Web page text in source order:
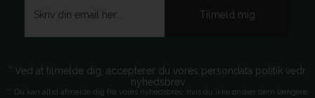
* Ved at tilmelde dig, accepterer du vores persondata politik vedr.
nyhedsbrev
** Du kan altid afmelde dig fra vores nyhedsbrev, hvis du ikke ønsker dem længere.